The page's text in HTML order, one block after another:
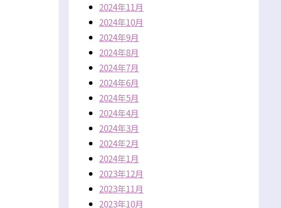
2024年11月
2024年10月
2024年9月
2024年8月
2024年7月
2024年6月
2024年5月
2024年4月
2024年3月
2024年2月
2024年1月
2023年12月
2023年11月
2023年10月